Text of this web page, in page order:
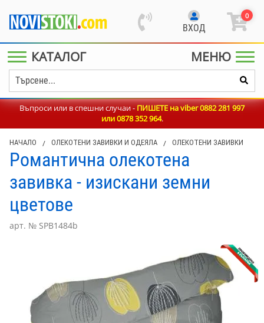
ВХОД
0
КАТАЛОГ МЕНЮ
Въпроси или в спешни случаи -ПИШЕТЕ на viber 0882 281 997
или0878 352 964.
НАЧАЛО / ОЛЕКОТЕНИ ЗАВИВКИ И ОДЕЯЛА / ОЛЕКОТЕНИ ЗАВИВКИ
Романтична олекотена
завивка - изискани земни
цветове
арт. № SPB1484b